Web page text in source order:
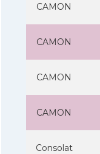
CAMON
CAMON
CAMON
CAMON
Consolat